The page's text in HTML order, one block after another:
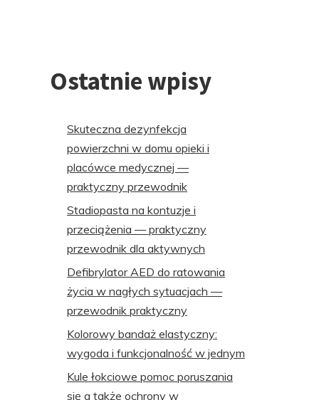
Ostatnie wpisy
Skuteczna dezynfekcja
powierzchni w domu opieki i
placówce medycznej —
praktyczny przewodnik
Stadiopasta na kontuzje i
przeciążenia — praktyczny
przewodnik dla aktywnych
Defibrylator AED do ratowania
życia w nagłych sytuacjach —
przewodnik praktyczny
Kolorowy bandaż elastyczny:
wygoda i funkcjonalność w jednym
Kule łokciowe pomoc poruszania
się a także ochrony w